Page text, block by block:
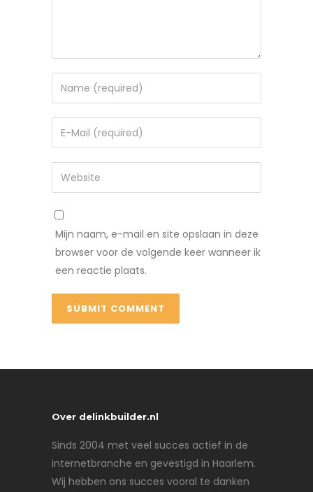
Mijn naam, e-mail en site opslaan in deze
browser voor de volgende keer wanneer ik
een reactie plaats.
Over delinkbuilder.nl
Sinds 2004 met veel succes actief in de
internetbranche en gevestigd in Haarlem.
Wij hebben ons succes vooral te danken